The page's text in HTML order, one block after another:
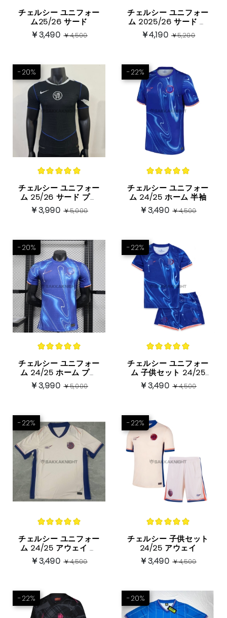
チェルシー ユニフォー
ム25/26 サード
￥3,490￥4,500
チェルシー ユニフォー
ム 2025/26 サード プ
レイヤーバージョン 长
袖
￥4,190￥5,200
-20%
チェルシー ユニフォー
ム 25/26 サード プレ
イヤーバージョン 半袖
￥3,990￥5,000
-22%
チェルシー ユニフォー
ム 24/25 ホーム 半袖
￥3,490￥4,500
-20%
チェルシー ユニフォー
ム 24/25 ホーム プレ
イヤーバージョン 半袖
￥3,990￥5,000
-22%
チェルシー ユニフォー
ム 子供セット 24/25
ホーム
￥3,490￥4,500
-22%
チェルシー ユニフォー
ム 24/25 アウェイ 半
袖
￥3,490￥4,500
-22%
チェルシー 子供セット
24/25 アウェイ
￥3,490￥4,500
-22% -20%